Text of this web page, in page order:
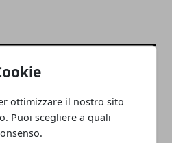
ottimizzare il nostro sito
Puoi scegliere a quali